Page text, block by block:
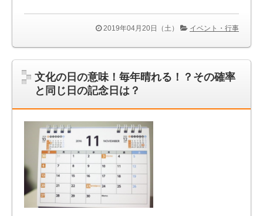
2019年04月20日（土） イベント・行事
文化の日の意味！毎年晴れる！？その確率
と同じ日の記念日は？